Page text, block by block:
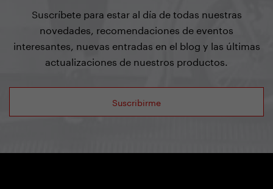
Suscríbete para estar al día de todas nuestras
novedades, recomendaciones de eventos
interesantes, nuevas entradas en el blog y las últimas
actualizaciones de nuestros productos.
Suscribirme